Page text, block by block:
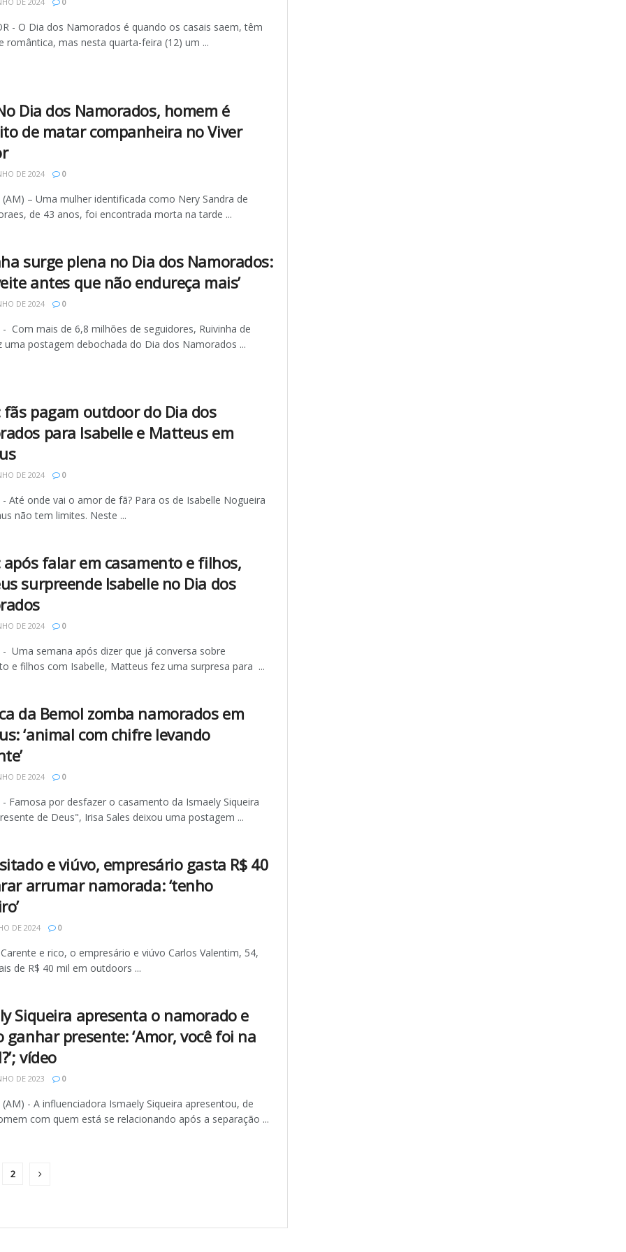
- O Dia dos Namorados é quando os casais saem, têm
romântica, mas nesta quarta-feira (12) um ...
Dia dos Namorados, homem é
de matar companheira no Viver
DE 2024 0
(AM) – Uma mulher identificada como Nery Sandra de
de 43 anos, foi encontrada morta na tarde ...
surge plena no Dia dos Namorados:
antes que não endureça mais’
DE 2024 0
- Com mais de 6,8 milhões de seguidores, Ruivinha de
uma postagem debochada do Dia dos Namorados ...
fãs pagam outdoor do Dia dos
para Isabelle e Matteus em
DE 2024 0
- Até onde vai o amor de fã? Para os de Isabelle Nogueira
não tem limites. Neste ...
após falar em casamento e filhos,
surpreende Isabelle no Dia dos
DE 2024 0
- Uma semana após dizer que já conversa sobre
e filhos com Isabelle, Matteus fez uma surpresa para ...
da Bemol zomba namorados em
‘animal com chifre levando
DE 2024 0
- Famosa por desfazer o casamento da Ismaely Siqueira
de Deus", Irisa Sales deixou uma postagem ...
e viúvo, empresário gasta R$ 40
arrumar namorada: ‘tenho
DE 2024 0
e rico, o empresário e viúvo Carlos Valentim, 54,
de R$ 40 mil em outdoors ...
Siqueira apresenta o namorado e
ganhar presente: ‘Amor, você foi na
vídeo
DE 2023 0
(AM) - A influenciadora Ismaely Siqueira apresentou, de
com quem está se relacionando após a separação ...
2